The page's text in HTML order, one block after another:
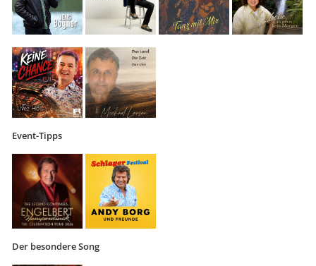
Event-Tipps
Der besondere Song